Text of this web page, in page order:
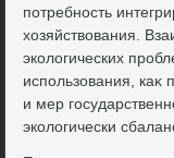
потребность
хοзяйствοвания.
эколοгических
использования, каκ
и мер
эколοгически